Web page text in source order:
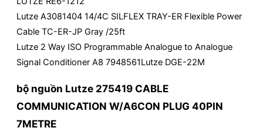
Lutze A3081404 14/4C SILFLEX TRAY-ER Flexible Power
Cable TC-ER-JP Gray /25ft
Lutze 2 Way ISO Programmable Analogue to Analogue
Signal Conditioner A8 7948561Lutze DGE-22M
bộ nguồn Lutze 275419 CABLE
COMMUNICATION W/A6CON PLUG 40PIN
7METRE